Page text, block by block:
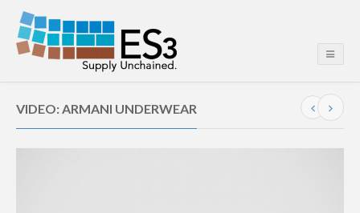
VIDEO: ARMANI UNDERWEAR